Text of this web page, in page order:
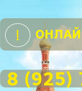
8 (925)